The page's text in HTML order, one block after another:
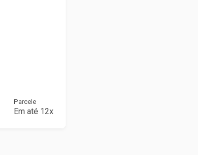
Parcele
Em até 12x